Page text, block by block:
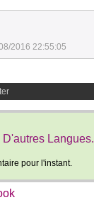
2016 22:55:05
Langues.
pour l'instant.